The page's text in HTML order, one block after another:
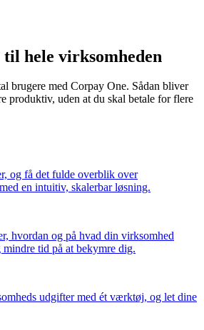
hele virksomheden
brugere med Corpay One. Sådan bliver
produktiv, uden at du skal betale for flere
og få det fulde overblik over
en intuitiv, skalerbar løsning.
hvordan og på hvad din virksomhed
tid på at bekymre dig.
udgifter med ét værktøj, og let dine